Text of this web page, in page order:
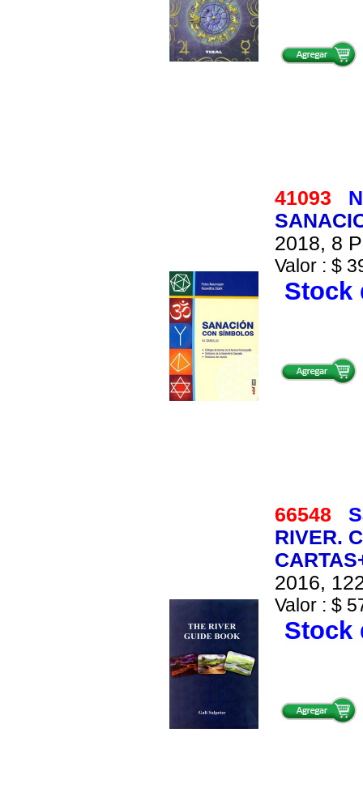
41093
2018, 8
Valor : $
Stock
66548
RIVER.
2016,
Valor : $
Stock